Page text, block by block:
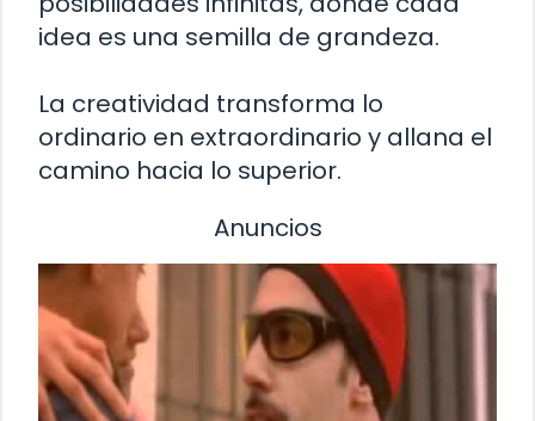
idea es una semilla de grandeza.
La creatividad transforma lo
ordinario en extraordinario y allana el
camino hacia lo superior.
Anuncios